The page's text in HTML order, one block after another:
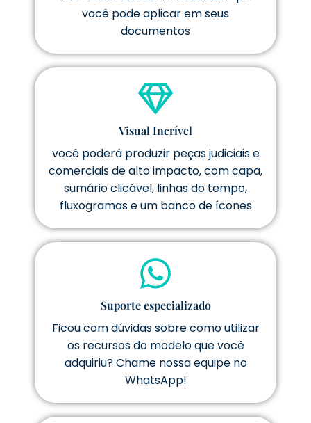
você pode aplicar em seus
documentos
Visual Incrível
você poderá produzir peças judiciais e
comerciais de alto impacto, com capa,
sumário clicável, linhas do tempo,
fluxogramas e um banco de ícones
Suporte especializado
Ficou com dúvidas sobre como utilizar
os recursos do modelo que você
adquiriu? Chame nossa equipe no
WhatsApp!